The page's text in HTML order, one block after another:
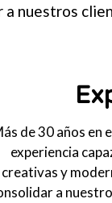
nuestros
de 30 años en
experiencia
creativas y
a